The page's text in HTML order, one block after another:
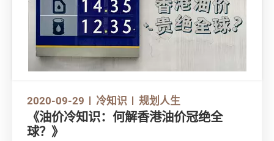
2020-09-29 冷知识 规划人生
《油价冷知识：何解香港油价冠绝全
球？》